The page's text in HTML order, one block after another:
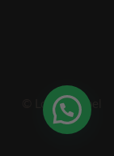
© Lovely Label